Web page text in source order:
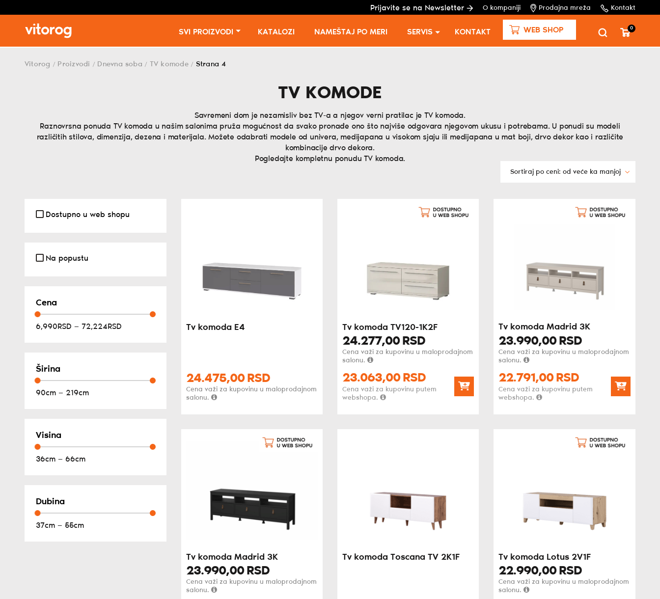
Prijavite se na Newsletter O kompaniji Prodajna mreža Kontakt
SVI PROIZVODI KATALOZI NAMEŠTAJ PO MERI SERVIS KONTAKT WEB SHOP 0
Vitorog / Proizvodi / Dnevna soba / TV komode/ Strana 4
TV KOMODE
Savremeni dom je nezamisliv bez TV-a a njegov verni pratilac je TV komoda.
Raznovrsna ponuda TV komoda u našim salonima pruža mogućnost da svako pronađe ono što najviše odgovara njegovom ukusu i potrebama. U ponudi su modeli
različitih stilova, dimenzija, dezena i materijala. Možete odabrati modele od univera, medijapana u visokom sjaju ili medijapana u mat boji, drvo dekor kao i različite
kombinacije drvo dekora.
Pogledajte kompletnu ponudu TV komoda.
Dostupno u web shopu
Na popustu
Cena
6,990RSD — 72,224RSD
Širina
90cm — 219cm
Visina
36cm — 66cm
Dubina
37cm — 55cm
Tv komoda E4
24.475,00 RSD
Cena važi za kupovinu u maloprodajnom
salonu.
Tv komoda TV120-1K2F
24.277,00 RSD
Cena važi za kupovinu u maloprodajnom
salonu.
23.063,00 RSD
Cena važi za kupovinu putem
webshopa.
Tv komoda Madrid 3K
23.990,00 RSD
Cena važi za kupovinu u maloprodajnom
salonu.
22.791,00 RSD
Cena važi za kupovinu putem
webshopa.
Tv komoda Madrid 3K
23.990,00 RSD
Cena važi za kupovinu u maloprodajnom
salonu.
Tv komoda Toscana TV 2K1F Tv komoda Lotus 2V1F
22.990,00 RSD
Cena važi za kupovinu u maloprodajnom
salonu.